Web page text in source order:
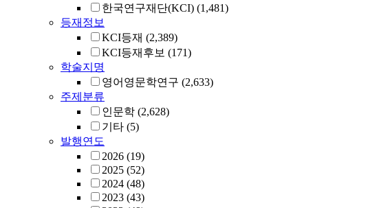
한국연구재단(KCI) (1,481)
등재정보
KCI등재 (2,389)
KCI등재후보 (171)
학술지명
영어영문학연구 (2,633)
주제분류
인문학 (2,628)
기타 (5)
발행연도
2026 (19)
2025 (52)
2024 (48)
2023 (43)